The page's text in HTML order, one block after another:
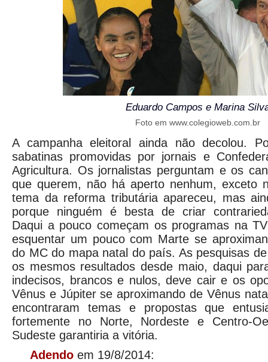
Eduardo Campos e Marina
Foto em www.colegioweb.com.br
A campanha eleitoral ainda não decolou.
sabatinas promovidas por jornais e
Agricultura. Os jornalistas perguntam e os
que querem, não há aperto nenhum, exceto
tema da reforma tributária apareceu, mas
porque ninguém é besta de criar
Daqui a pouco começam os programas na
esquentar um pouco com Marte se
do MC do mapa natal do país. As pesquisas
os mesmos resultados desde maio, daqui
indecisos, brancos e nulos, deve cair e os
Vênus e Júpiter se aproximando de Vênus
encontraram temas e propostas que
fortemente no Norte, Nordeste e Centro-
Sudeste garantiria a vitória.
Adendo em 19/8/2014: